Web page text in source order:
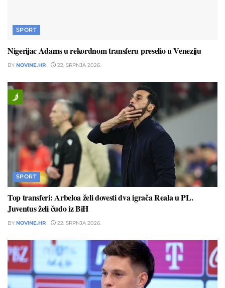
SPORT
Nigerijac Adams u rekordnom transferu preselio u Veneziju
BY NOVINE.HR 22. SRPNJA 2026.
SPORT
Top transferi: Arbeloa želi dovesti dva igrača Reala u PL.
Juventus želi čudo iz BiH
BY NOVINE.HR 22. SRPNJA 2026.